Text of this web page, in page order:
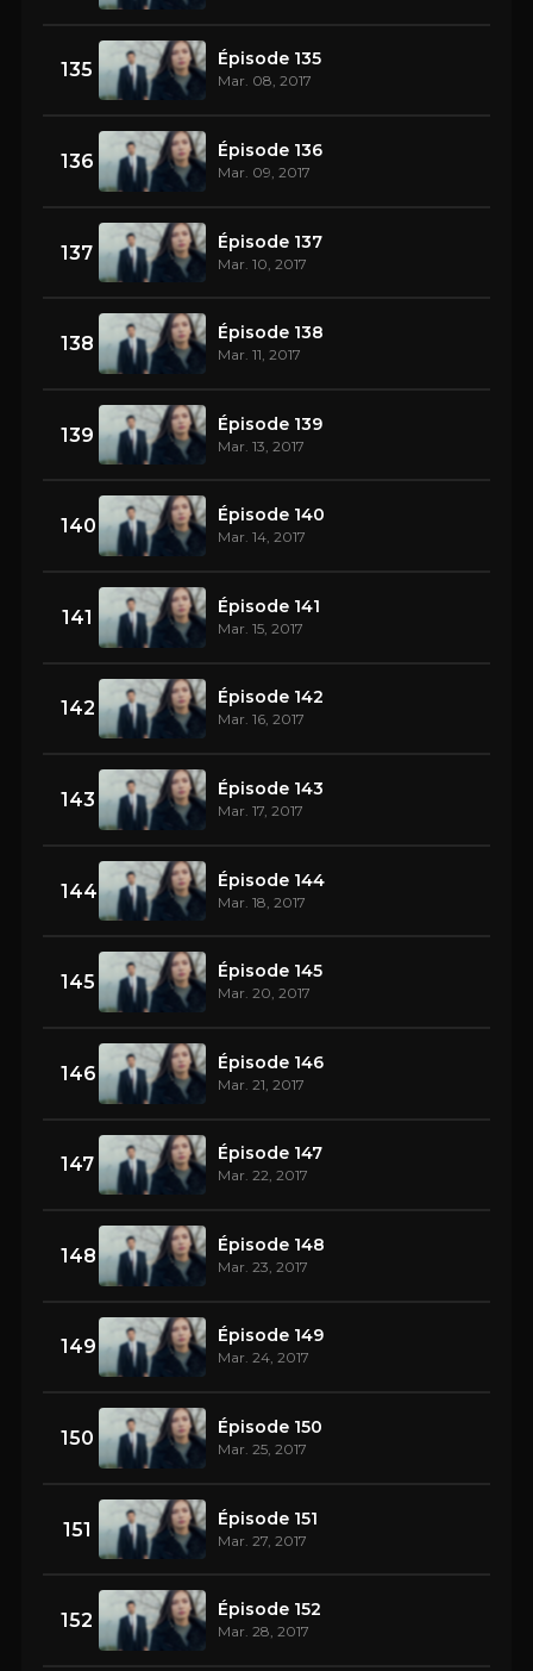
135 Épisode 135
Mar. 08, 2017
136 Épisode 136
Mar. 09, 2017
137 Épisode 137
Mar. 10, 2017
138 Épisode 138
Mar. 11, 2017
139 Épisode 139
Mar. 13, 2017
140 Épisode 140
Mar. 14, 2017
141 Épisode 141
Mar. 15, 2017
142 Épisode 142
Mar. 16, 2017
143 Épisode 143
Mar. 17, 2017
144 Épisode 144
Mar. 18, 2017
145 Épisode 145
Mar. 20, 2017
146 Épisode 146
Mar. 21, 2017
147 Épisode 147
Mar. 22, 2017
148 Épisode 148
Mar. 23, 2017
149 Épisode 149
Mar. 24, 2017
150 Épisode 150
Mar. 25, 2017
151 Épisode 151
Mar. 27, 2017
152 Épisode 152
Mar. 28, 2017